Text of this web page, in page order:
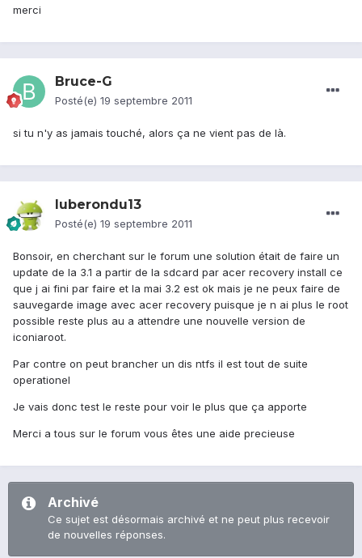
merci
Bruce-G
Posté(e) 19 septembre 2011
si tu n'y as jamais touché, alors ça ne vient pas de là.
luberondu13
Posté(e) 19 septembre 2011
Bonsoir, en cherchant sur le forum une solution était de faire un
update de la 3.1 a partir de la sdcard par acer recovery install ce
que j ai fini par faire et la mai 3.2 est ok mais je ne peux faire de
sauvegarde image avec acer recovery puisque je n ai plus le root
possible reste plus au a attendre une nouvelle version de
iconiaroot.
Par contre on peut brancher un dis ntfs il est tout de suite
operationel
Je vais donc test le reste pour voir le plus que ça apporte
Merci a tous sur le forum vous êtes une aide precieuse
Archivé
Ce sujet est désormais archivé et ne peut plus recevoir
de nouvelles réponses.